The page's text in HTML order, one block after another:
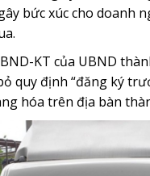
bức xúc cho doanh
KT của UBND
quy định “đăng ký
hóa trên địa bàn